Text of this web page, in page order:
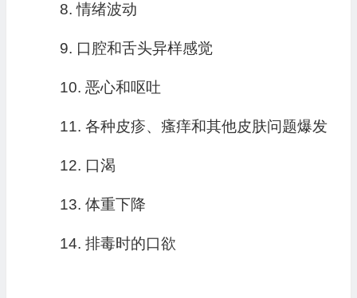
8. 情绪波动
9. 口腔和舌头异样感觉
10. 恶心和呕吐
11. 各种皮疹、瘙痒和其他皮肤问题爆发
12. 口渴
13. 体重下降
14. 排毒时的口欲